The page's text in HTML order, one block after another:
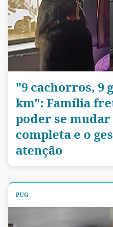
"9 cachorros, 9
km": Família
poder se
completa e o
atenção
PUG